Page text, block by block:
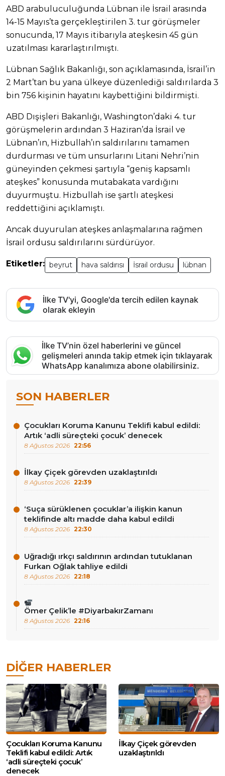
ABD arabuluculuğunda Lübnan ile İsrail arasında
14-15 Mayıs’ta gerçekleştirilen 3. tur görüşmeler
sonucunda, 17 Mayıs itibarıyla ateşkesin 45 gün
uzatılması kararlaştırılmıştı.
Lübnan Sağlık Bakanlığı, son açıklamasında, İsrail’in
2 Mart’tan bu yana ülkeye düzenlediği saldırılarda 3
bin 756 kişinin hayatını kaybettiğini bildirmişti.
ABD Dışişleri Bakanlığı, Washington’daki 4. tur
görüşmelerin ardından 3 Haziran’da İsrail ve
Lübnan’ın, Hizbullah’ın saldırılarını tamamen
durdurması ve tüm unsurlarını Litani Nehri’nin
güneyinden çekmesi şartıyla “geniş kapsamlı
ateşkes” konusunda mutabakata vardığını
duyurmuştu. Hizbullah ise şartlı ateşkesi
reddettiğini açıklamıştı.
Ancak duyurulan ateşkes anlaşmalarına rağmen
İsrail ordusu saldırılarını sürdürüyor.
Etiketler: beyrut hava saldırısı İsrail ordusu lübnan
İlke TV'yi, Google'da tercih edilen kaynak
olarak ekleyin
İlke TV’nin özel haberlerini ve güncel
gelişmeleri anında takip etmek için tıklayarak
WhatsApp kanalımıza abone olabilirsiniz.
SON HABERLER
Çocukları Koruma Kanunu Teklifi kabul edildi:
Artık ‘adli süreçteki çocuk’ denecek
8 Ağustos 2026 22:56
İlkay Çiçek görevden uzaklaştırıldı
8 Ağustos 2026 22:39
‘Suça sürüklenen çocuklar’a ilişkin kanun
teklifinde altı madde daha kabul edildi
8 Ağustos 2026 22:30
Uğradığı ırkçı saldırının ardından tutuklanan
Furkan Oğlak tahliye edildi
8 Ağustos 2026 22:18
Ömer Çelik’le #DiyarbakırZamanı
8 Ağustos 2026 22:16
DIĞER HABERLER
Çocukları Koruma Kanunu
Teklifi kabul edildi: Artık
‘adli süreçteki çocuk’
denecek
İlkay Çiçek görevden
uzaklaştırıldı